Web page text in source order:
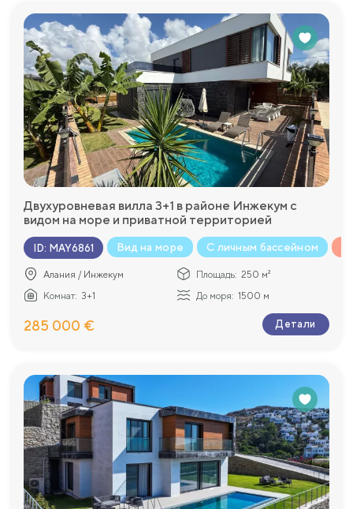
Двухуровневая вилла 3+1 в районе Инжекум с
видом на море и приватной территорией
ID: MAY6861 Вид на море С личным бассейном
Алания / Инжекум Площадь: 250 м²
Комнат: 3+1 До моря: 1500 м
285 000 € Детали